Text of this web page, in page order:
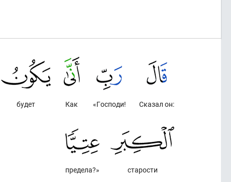
Сказал он:
«Господи!
Как
будет
старости
предела?»